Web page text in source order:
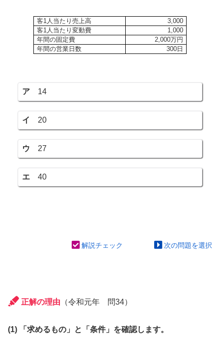
客1人当たり売上高
3,000
客1人当たり変動費
1,000
年間の固定費
2,000万円
年間の営業日数
300日
ア 14
イ 20
ウ 27
エ 40
解説チェック 次の問題を選択
正解の理由 （令和元年 問34）
(1) 「求めるもの」と「条件」を確認します。